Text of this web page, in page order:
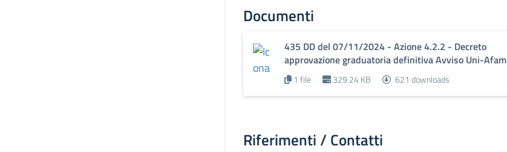
Documenti
435 DD del 07/11/2024 - Azione 4.2.2 - Decreto
approvazione graduatoria definitiva Avviso Uni-Afam
1 file 329.24 KB 621 downloads
Riferimenti / Contatti